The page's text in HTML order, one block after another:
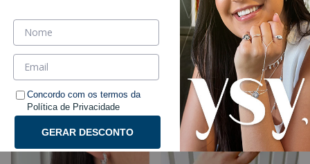
Desculpe, mas a página que você está
procurando não existe.
Talvez você se interesse pelos seguintes produtos.
Concordo com os termos da
Política de Privacidade
GERAR DESCONTO